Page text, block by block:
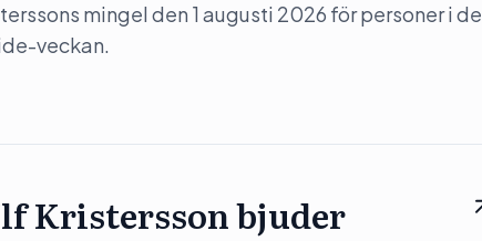
mingel den 1 augusti 2026 för personer i de
veckan.
Kristersson bjuder